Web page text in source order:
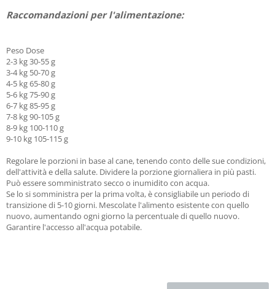
Raccomandazioni per l'alimentazione:
Peso Dose
2-3 kg 30-55 g
3-4 kg 50-70 g
4-5 kg 65-80 g
5-6 kg 75-90 g
6-7 kg 85-95 g
7-8 kg 90-105 g
8-9 kg 100-110 g
9-10 kg 105-115 g
Regolare le porzioni in base al cane, tenendo conto delle sue condizioni,
dell'attività e della salute. Dividere la porzione giornaliera in più pasti.
Può essere somministrato secco o inumidito con acqua.
Se lo si somministra per la prima volta, è consigliabile un periodo di
transizione di 5-10 giorni. Mescolate l'alimento esistente con quello
nuovo, aumentando ogni giorno la percentuale di quello nuovo.
Garantire l'accesso all'acqua potabile.